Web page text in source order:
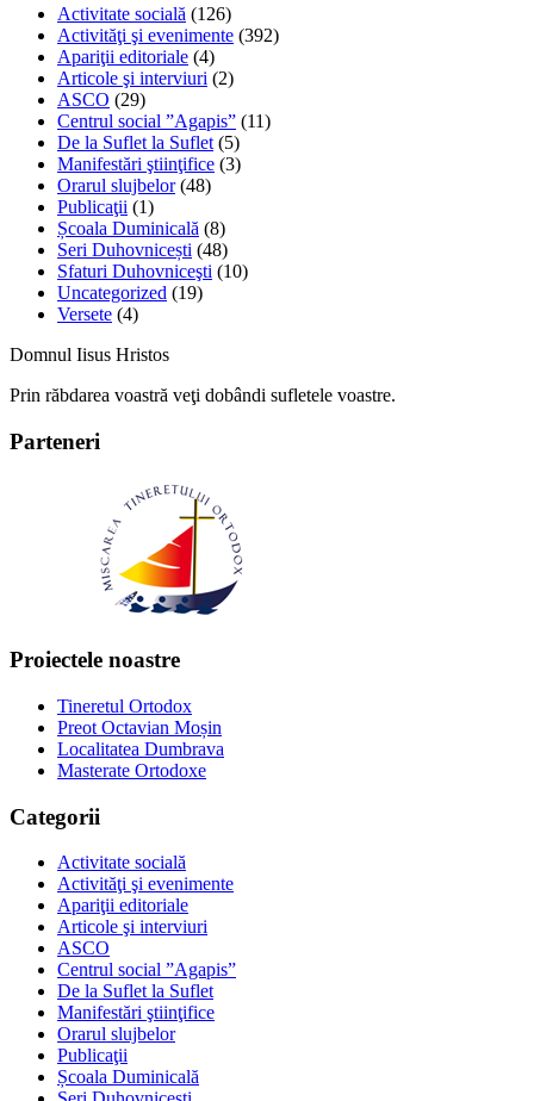
Activitate socială (126)
Activităţi şi evenimente (392)
Apariţii editoriale (4)
Articole şi interviuri (2)
ASCO (29)
Centrul social ”Agapis” (11)
De la Suflet la Suflet (5)
Manifestări ştiinţifice (3)
Orarul slujbelor(48)
Publicaţii (1)
Școala Duminicală (8)
Seri Duhovnicești (48)
Sfaturi Duhovniceşti (10)
Uncategorized (19)
Versete (4)
Domnul Iisus Hristos
Prin răbdarea voastră veţi dobândi sufletele voastre.
Parteneri
Proiectele noastre
Tineretul Ortodox
Preot Octavian Moșin
Localitatea Dumbrava
Masterate Ortodoxe
Categorii
Activitate socială
Activităţi şi evenimente
Apariţii editoriale
Articole şi interviuri
ASCO
Centrul social ”Agapis”
De la Suflet la Suflet
Manifestări ştiinţifice
Orarul slujbelor
Publicaţii
Școala Duminicală